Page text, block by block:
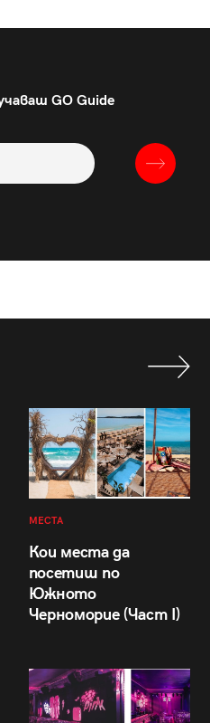
GO Guide
МЕСТА
Кои места да
посетиш по
Южното
Черноморие (Част I)